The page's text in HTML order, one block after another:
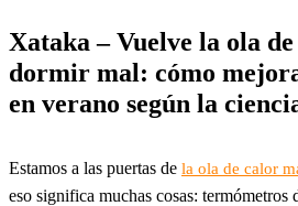
Xataka – Vuelve la ola
dormir mal: cómo
en verano según la
Estamos a las puertas de la ola de calor
eso significa muchas cosas: termómetros